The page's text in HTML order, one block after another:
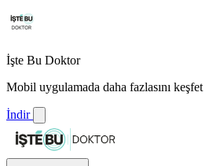
İşte Bu Doktor
Mobil uygulamada daha fazlasını keşfet
İndir